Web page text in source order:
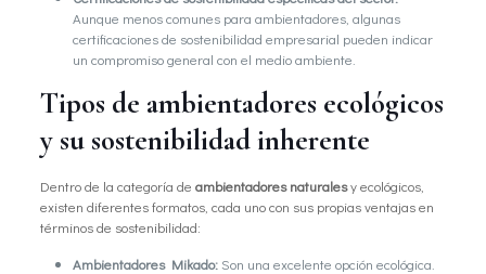
Aunque menos comunes para ambientadores, algunas
certificaciones de sostenibilidad empresarial pueden indicar
un compromiso general con el medio ambiente.
Tipos de ambientadores ecológicos
y su sostenibilidad inherente
Dentro de la categoría de ambientadores naturalesy ecológicos,
existen diferentes formatos, cada uno con sus propias ventajas en
términos de sostenibilidad:
Ambientadores Mikado:Son una excelente opción ecológica.